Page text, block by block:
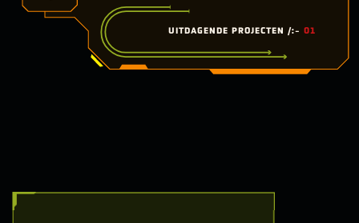
UITDAGENDE PROJECTEN /:- 01